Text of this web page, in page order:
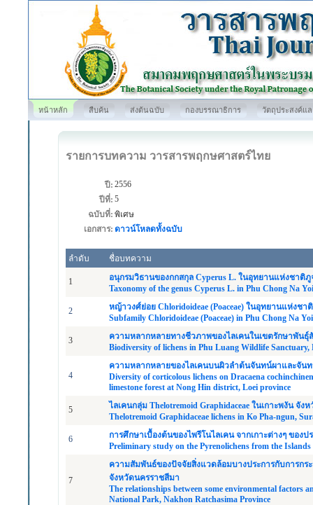
หน้าหลัก สืบค้น ส่งต้นฉบับ กองบรรณาธิการ วัตถุประสงค์แ
รายการบทความ วารสารพฤกษศาสตร์ไทย
ปี: 2556
ปีที่: 5
ฉบับที่: พิเศษ
เอกสาร: ดาวน์โหลดทั้งฉบับ
ลำดับ ชื่อบทความ
1
อนุกรมวิธานของกกสกุล Cyperus L. ในอุทยานแห่งชาติ
Taxonomy of the genus Cyperus L. in Phu Chong Na
2
หญ้าวงศ์ย่อย Chloridoideae (Poaceae) ในอุทยานแห่งช
Subfamily Chloridoideae (Poaceae) in Phu Chong Na
3
ความหลากหลายทางชีวภาพของไลเคนในเขตรักษาพันธุ์
Biodiversity of lichens in Phu Luang Wildlife Sanctuary,
4
ความหลากหลายของไลเคนบนผิวลำต้นจันทน์ผาและจัน
Diversity of corticolous lichens on Dracaena
limestone forest at Nong Hin district, Loei province
5
ไลเคนกลุ่ม Thelotremoid Graphidaceae ในเกาะพงัน จัง
Thelotremoid Graphidaceae lichens in Ko Pha-ngun,
6
การศึกษาเบื้องต้นของไพรีโนไลเคน จากเกาะต่างๆ ของป
Preliminary study on the Pyrenolichens from the
7
ความสัมพันธ์ของปัจจัยสิ่งแวดล้อมบางประการกับการก
จังหวัดนครราชสีมา
The relationships between some environmental
National Park, Nakhon Ratchasima Province